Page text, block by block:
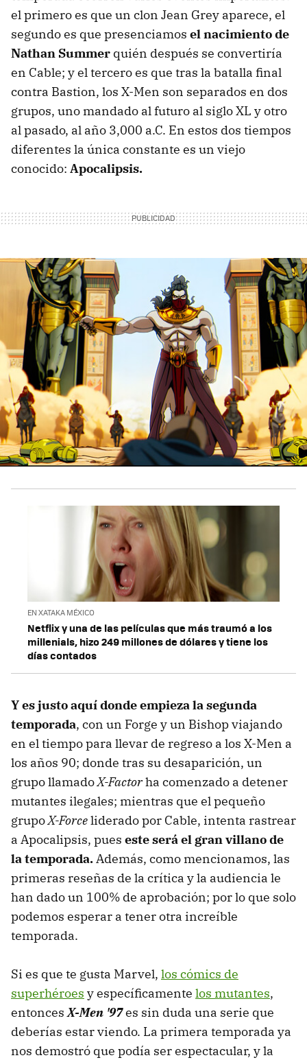
el primero es que un clon Jean Grey aparece, el
segundo es que presenciamos el nacimiento de
Nathan Summer quién después se convertiría
en Cable; y el tercero es que tras la batalla final
contra Bastion, los X-Men son separados en dos
grupos, uno mandado al futuro al siglo XL y otro
al pasado, al año 3,000 a.C. En estos dos tiempos
diferentes la única constante es un viejo
conocido: Apocalipsis.
EN XATAKA MÉXICO
Netflix y una de las películas que más traumó a los
millenials, hizo 249 millones de dólares y tiene los
días contados
Yes justo aquí donde empieza la segunda
temporada, con un Forge y un Bishop viajando
en el tiempo para llevar de regreso a los X-Men a
los años 90; donde tras su desaparición, un
grupo llamadoX-Factorha comenzado a detener
mutantes ilegales; mientras que el pequeño
grupoX-Forceliderado por Cable, intenta rastrear
a Apocalipsis, pues este será el gran villano de
la temporada.Además, como mencionamos, las
primeras reseñas de la crítica y la audiencia le
han dado un 100% de aprobación; por lo que solo
podemos esperar a tener otra increíble
temporada.
Si es que te gusta Marvel, los cómics de
superhéroes y específicamente los mutantes,
entoncesX-Men '97es sin duda una serie que
deberías estar viendo. La primera temporada ya
nos demostró que podía ser espectacular, y la